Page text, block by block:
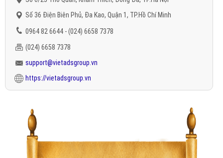
Số 36 Điện Biên Phủ, Đa Kao, Quận 1, TP.Hồ Chí Minh
0964 82 6644 - (024) 6658 7378
(024) 6658 7378
support@vietadsgroup.vn
https://vietadsgroup.vn